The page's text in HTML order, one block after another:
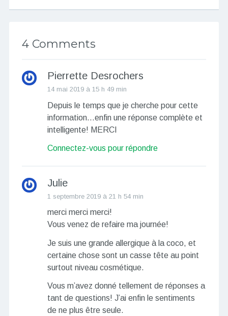
4 Comments
Pierrette Desrochers
14 mai 2019 à 15 h 49 min
Depuis le temps que je cherche pour cette
information…enfin une réponse complète et
intelligente! MERCI
Connectez-vous pour répondre
Julie
1 septembre 2019 à 21 h 54 min
merci merci merci!
Vous venez de refaire ma journée!
Je suis une grande allergique à la coco, et
certaine chose sont un casse tête au point
surtout niveau cosmétique.
Vous m’avez donné tellement de réponses a
tant de questions! J’ai enfin le sentiments
de ne plus être seule.